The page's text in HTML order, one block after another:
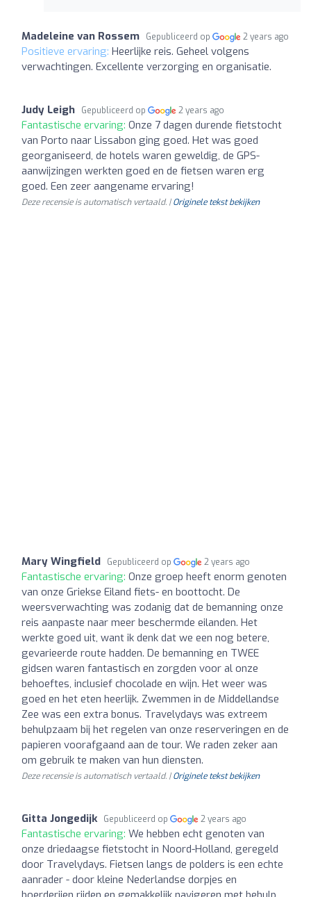
Madeleine van Rossem Gepubliceerd op 2 years ago
Positieve ervaring: Heerlijke reis. Geheel volgens
verwachtingen. Excellente verzorging en organisatie.
Judy Leigh Gepubliceerd op 2 years ago
Fantastische ervaring: Onze 7 dagen durende fietstocht
van Porto naar Lissabon ging goed. Het was goed
georganiseerd, de hotels waren geweldig, de GPS-
aanwijzingen werkten goed en de fietsen waren erg
goed. Een zeer aangename ervaring!
Deze recensie is automatisch vertaald. |Originele tekst bekijken
Mary Wingfield Gepubliceerd op 2 years ago
Fantastische ervaring: Onze groep heeft enorm genoten
van onze Griekse Eiland fiets- en boottocht. De
weersverwachting was zodanig dat de bemanning onze
reis aanpaste naar meer beschermde eilanden. Het
werkte goed uit, want ik denk dat we een nog betere,
gevarieerde route hadden. De bemanning en TWEE
gidsen waren fantastisch en zorgden voor al onze
behoeftes, inclusief chocolade en wijn. Het weer was
goed en het eten heerlijk. Zwemmen in de Middellandse
Zee was een extra bonus. Travelydays was extreem
behulpzaam bij het regelen van onze reserveringen en de
papieren voorafgaand aan de tour. We raden zeker aan
om gebruik te maken van hun diensten.
Deze recensie is automatisch vertaald. |Originele tekst bekijken
Gitta Jongedijk Gepubliceerd op 2 years ago
Fantastische ervaring: We hebben echt genoten van
onze driedaagse fietstocht in Noord-Holland, geregeld
door Travelydays. Fietsen langs de polders is een echte
aanrader - door kleine Nederlandse dorpjes en